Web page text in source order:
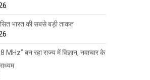
भारत की सबसे बड़ी ताकत
MHz” बन रहा राज्य में विज्ञान, नवाचार के